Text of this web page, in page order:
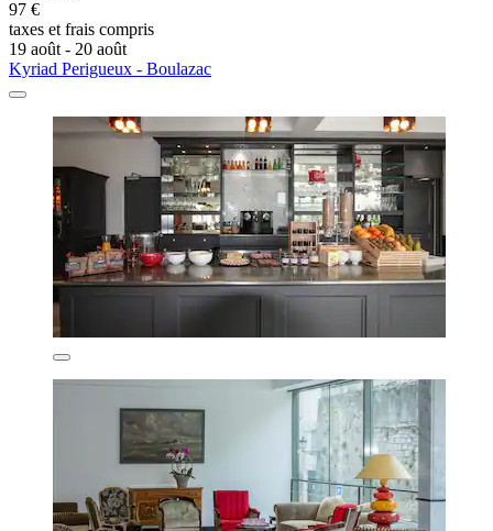
97 €
taxes et frais compris
19 août - 20 août
Kyriad Perigueux - Boulazac